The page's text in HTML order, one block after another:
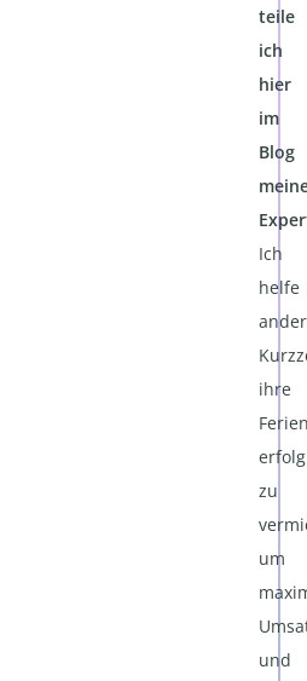
teile
ich
hier
im
Blog
Ich
helfe
ihre
zu
um
und